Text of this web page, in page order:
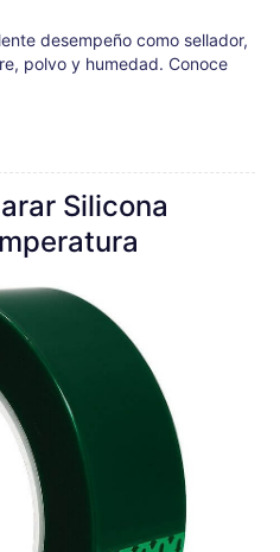
desempeño como sellador,
polvo y humedad. Conoce
Silicona